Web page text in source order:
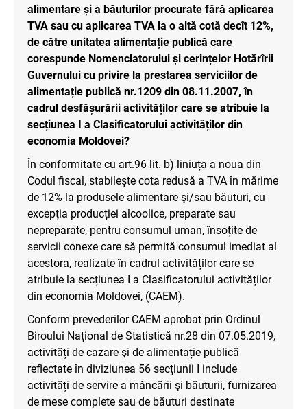
alimentare și a băuturilor procurate fără aplicarea
TVA sau cu aplicarea TVA la o altă cotă decît 12%,
de către unitatea alimentație publică care
corespunde Nomenclatorului și cerințelor Hotărîrii
Guvernului cu privire la prestarea serviciilor de
alimentație publică nr.1209 din 08.11.2007, în
cadrul desfășurării activităților care se atribuie la
secțiunea I a Clasificatorului activităților din
economia Moldovei?
În conformitate cu art.96 lit. b) liniuța a noua din
Codul fiscal, stabilește cota redusă a TVA în mărime
de 12% la produsele alimentare şi/sau băuturi, cu
excepția producției alcoolice, preparate sau
nepreparate, pentru consumul uman, însoțite de
servicii conexe care să permită consumul imediat al
acestora, realizate în cadrul activităților care se
atribuie la secțiunea I a Clasificatorului activităților
din economia Moldovei, (CAEM).
Conform prevederilor CAEM aprobat prin Ordinul
Biroului Național de Statistică nr.28 din 07.05.2019,
activități de cazare şi de alimentație publică
reflectate în diviziunea 56 secțiunii I include
activități de servire a mâncării şi băuturii, furnizarea
de mese complete sau de băuturi destinate